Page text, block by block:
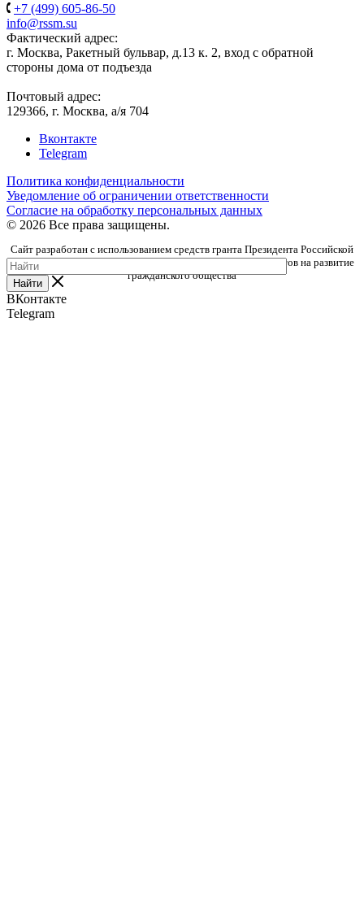
+7 (499) 605-86-50
info@rssm.su
Фактический адрес:
г. Москва, Ракетный бульвар, д.13 к. 2, вход с обратной
стороны дома от подъезда
Почтовый адрес:
129366, г. Москва, а/я 704
Вконтакте
Telegram
Политика конфиденциальности
Уведомление об ограничении ответственности
Согласие на обработку персональных данных
© 2026 Все права защищены.
Сайт разработан с использованием средств гранта Президента Российской
Федерации, предоставленного Фондом президентских грантов на развитие
гражданского общества
Найти
ВКонтакте
Telegram